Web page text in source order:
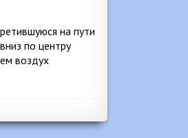
на пути
по центру
воздух